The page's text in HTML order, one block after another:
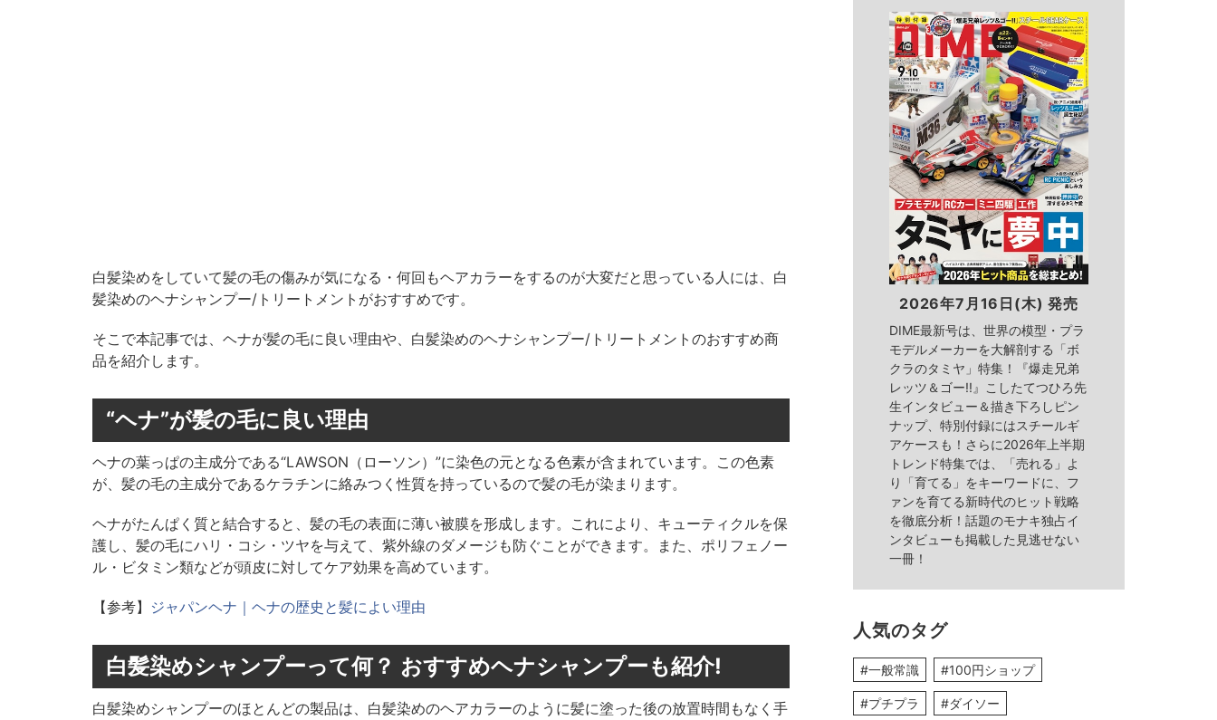
白髪染めをしていて髪の毛の傷みが気になる・何回もヘアカラーをするのが大変だと思っている人には、白
髪染めのヘナシャンプー/トリートメントがおすすめです。
そこで本記事では、ヘナが髪の毛に良い理由や、白髪染めのヘナシャンプー/トリートメントのおすすめ商
品を紹介します。
“ヘナ”が髪の毛に良い理由
ヘナの葉っぱの主成分である“LAWSON（ローソン）”に染色の元となる色素が含まれています。この色素
が、髪の毛の主成分であるケラチンに絡みつく性質を持っているので髪の毛が染まります。
ヘナがたんぱく質と結合すると、髪の毛の表面に薄い被膜を形成します。これにより、キューティクルを保
護し、髪の毛にハリ・コシ・ツヤを与えて、紫外線のダメージも防ぐことができます。また、ポリフェノー
ル・ビタミン類などが頭皮に対してケア効果を高めています。
【参考】 ジャパンヘナ｜ヘナの歴史と髪によい理由
白髪染めシャンプーって何？ おすすめヘナシャンプーも紹介!
白髪染めシャンプーのほとんどの製品は、白髪染めのヘアカラーのように髪に塗った後の放置時間もなく手
2026年7月16日(木) 発売
DIME最新号は、世界の模型・プラ
モデルメーカーを大解剖する「ボ
クラのタミヤ」特集！『爆走兄弟
レッツ＆ゴー!!』こしたてつひろ先
生インタビュー＆描き下ろしピン
ナップ、特別付録にはスチールギ
アケースも！さらに2026年上半期
トレンド特集では、「売れる」よ
り「育てる」をキーワードに、フ
ァンを育てる新時代のヒット戦略
を徹底分析！話題のモナキ独占イ
ンタビューも掲載した見逃せない
一冊！
人気のタグ
#一般常識 #100円ショップ
#プチプラ #ダイソー